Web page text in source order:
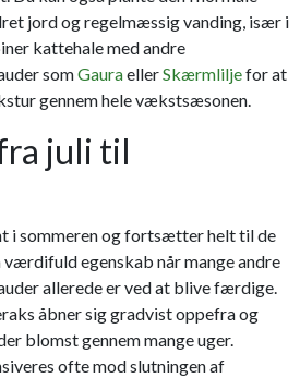
jord og regelmæssig vanding, især i
kattehale med andre
somGauraellerSkærmliljefor at
gennem hele vækstsæsonen.
juli til
i sommeren og fortsætter helt til de
egenskab når mange andre
allerede er ved at blive færdige.
åbner sig gradvist oppefra og
blomst gennem mange uger.
ofte mod slutningen af